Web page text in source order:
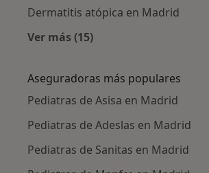
Dermatitis atópica en Madrid
Ver más (15)
Aseguradoras más populares
Pediatras de Asisa en Madrid
Pediatras de Adeslas en Madrid
Pediatras de Sanitas en Madrid